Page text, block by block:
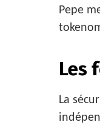
Pepe
Les
La